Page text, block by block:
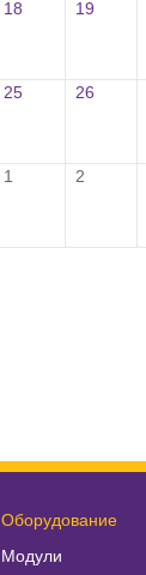
18 19
25 26
1 2
Оборудование
Модули